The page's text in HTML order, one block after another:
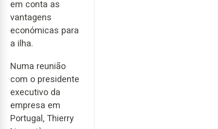
em conta as
vantagens
económicas para
a ilha.
Numa reunião
com o presidente
executivo da
empresa em
Portugal, Thierry